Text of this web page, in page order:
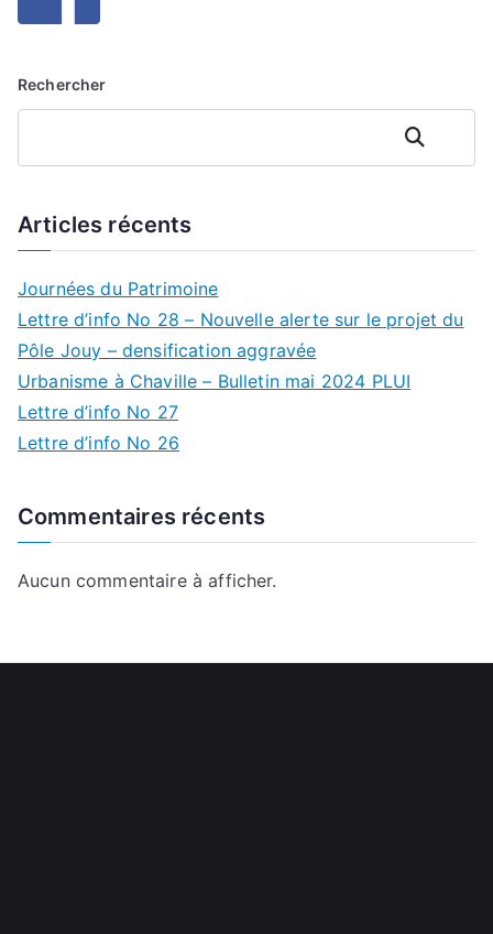
Rechercher
Rechercher
Articles récents
Journées du Patrimoine
Lettre d’info No 28 – Nouvelle alerte sur le projet du
Pôle Jouy – densification aggravée
Urbanisme à Chaville – Bulletin mai 2024 PLUI
Lettre d’info No 27
Lettre d’info No 26
Commentaires récents
Aucun commentaire à afficher.